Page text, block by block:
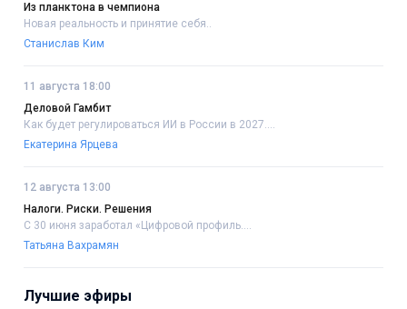
Из планктона в чемпиона
Новая реальность и принятие себя..
Станислав Ким
11 августа 18:00
Деловой Гамбит
Как будет регулироваться ИИ в России в 2027....
Екатерина Ярцева
12 августа 13:00
Налоги. Риски. Решения
С 30 июня заработал «Цифровой профиль....
Татьяна Вахрамян
Лучшие эфиры